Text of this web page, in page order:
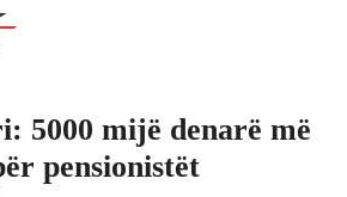
5000 mijë denarë më
pensionistët